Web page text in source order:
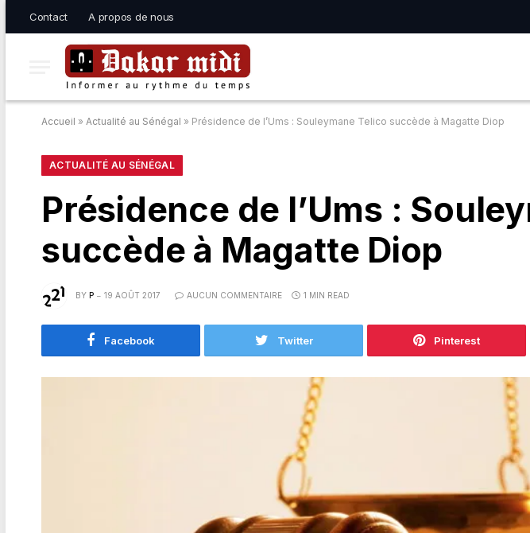
Contact A propos de nous
Accueil » Actualité au Sénégal » Présidence de l’Ums : Souleymane Telico succède à Magatte Diop
ACTUALITÉ AU SÉNÉGAL
Présidence de l’Ums :
succède à Magatte Diop
BY P 19 AOÛT 2017 AUCUN COMMENTAIRE 1 MIN READ
Facebook Twitter Pinterest